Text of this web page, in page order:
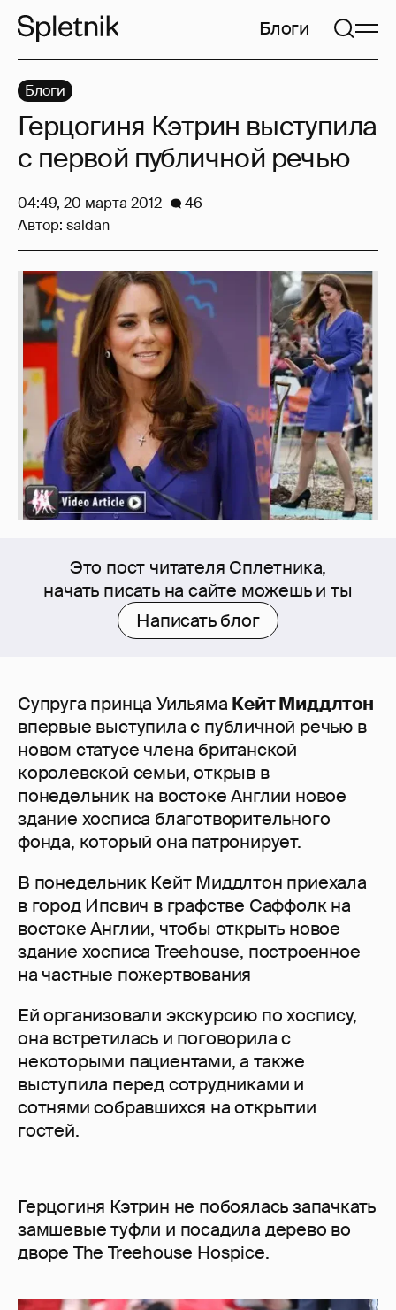
Блоги
Это пост читателя Сплетника,
начать писать на сайте можешь и ты
Написать блог
Супруга принца Уильяма Кейт Миддлтон
впервые выступила с публичной речью в
новом статусе члена британской
королевской семьи, открыв в
понедельник на востоке Англии новое
здание хосписа благотворительного
фонда, который она патронирует.
В понедельник Кейт Миддлтон приехала
в город Ипсвич в графстве Саффолк на
востоке Англии, чтобы открыть новое
здание хосписа Treehouse, построенное
на частные пожертвования
Ей организовали экскурсию по хоспису,
она встретилась и поговорила с
некоторыми пациентами, а также
выступила перед сотрудниками и
сотнями собравшихся на открытии
гостей.
Герцогиня Кэтрин не побоялась запачкать
замшевые туфли и посадила дерево во
дворе The Treehouse Hospice.
Блоги
Герцогиня Кэтрин выступила
с первой публичной речью
04:49, 20 марта 2012
46
Автор: saldan